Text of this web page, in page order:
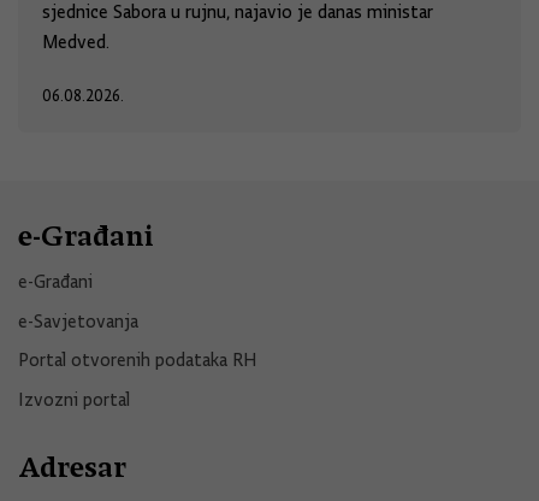
sjednice Sabora u rujnu, najavio je danas ministar
Medved.
06.08.2026.
e-Građani
e-Građani
e-Savjetovanja
Portal otvorenih podataka RH
Izvozni portal
Adresar